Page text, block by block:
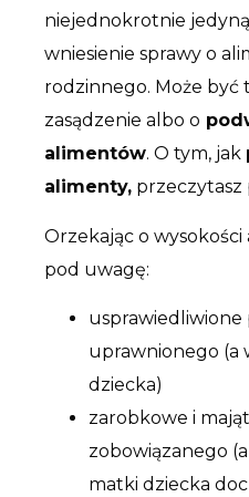
niejednokrotnie
wniesienie sprawy o
rodzinnego. Może być
zasądzenie albo o
alimentów. O tym, jak
alimenty, przeczytasz
Orzekając o
pod uwagę:
uprawnionego (a
dziecka)
zarobkowe i
zobowiązanego
matki dziecka